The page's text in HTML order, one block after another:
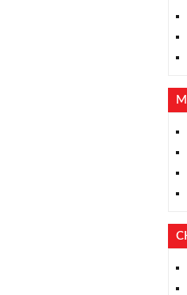
Với hơn 1000 căn nhà và 50 sales